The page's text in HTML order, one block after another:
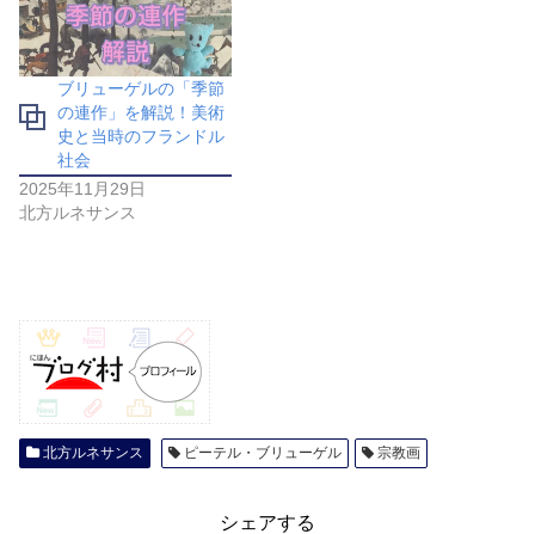
ブリューゲルの「季節
の連作」を解説！美術
史と当時のフランドル
社会
2025年11月29日
北方ルネサンス
北方ルネサンス ピーテル・ブリューゲル 宗教画
シェアする